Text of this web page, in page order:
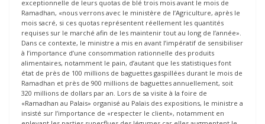
exceptionnelle de leurs quotas de blé trois mois avant le mois de
Ramadhan, «nous verrons avec le ministère de l’Agriculture, après le
mois sacré, si ces quotas représentent réellement les quantités
requises sur le marché afin de les maintenir tout au long de l’année».
Dans ce contexte, le ministre a mis en avant l’impératif de sensibiliser
à l’importance d’une consommation rationnelle des produits
alimentaires, notamment le pain, d’autant que les statistiques font
état de près de 100 millions de baguettes gaspillées durant le mois de
Ramadhan et près de 900 millions de baguettes annuellement, soit
320 millions de dollars par an. Lors de sa visite à la foire de
«Ramadhan au Palais» organisé au Palais des expositions, le ministre a
insisté sur l’importance de «respecter le client», notamment en